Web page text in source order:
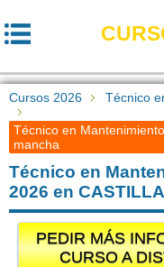
Cursos 2026 Técnico
Técnico en
mancha
Técnico en
2026 en
PEDIR MÁS
CURSO A